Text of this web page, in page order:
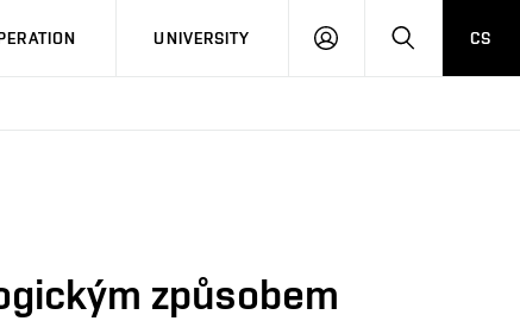
UNIVERSITY
LOG
SEARCHCS
způsobem